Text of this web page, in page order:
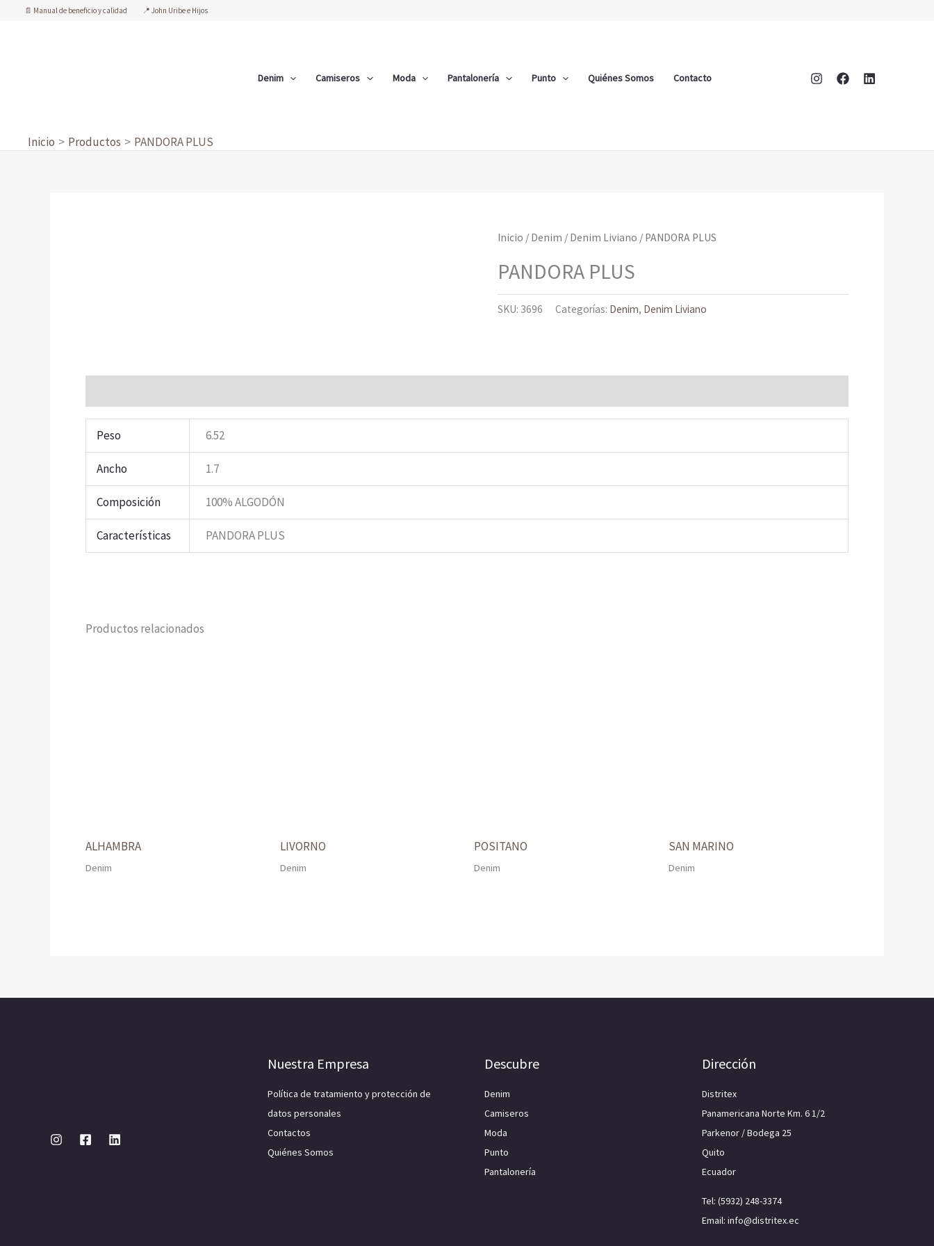
📄 Manual de beneficio y calidad 📍 John Uribe e Hijos
Denim Camiseros Moda Pantalonería Punto Quiénes Somos Contacto
Inicio Productos PANDORA PLUS
Inicio / Denim / Denim Liviano / PANDORA PLUS
PANDORA PLUS
SKU: 3696 Categorías: Denim, Denim Liviano
Peso 6.52
Ancho 1.7
Composición 100% ALGODÓN
Características PANDORA PLUS
Productos relacionados
ALHAMBRA
Denim
LIVORNO
Denim
POSITANO
Denim
SAN MARINO
Denim
Nuestra Empresa
Política de tratamiento y protección de
datos personales
Contactos
Quiénes Somos
Descubre
Denim
Camiseros
Moda
Punto
Pantalonería
Dirección
Distritex
Panamericana Norte Km. 6 1/2
Parkenor / Bodega 25
Quito
Ecuador
Tel: (5932) 248-3374
Email: info@distritex.ec